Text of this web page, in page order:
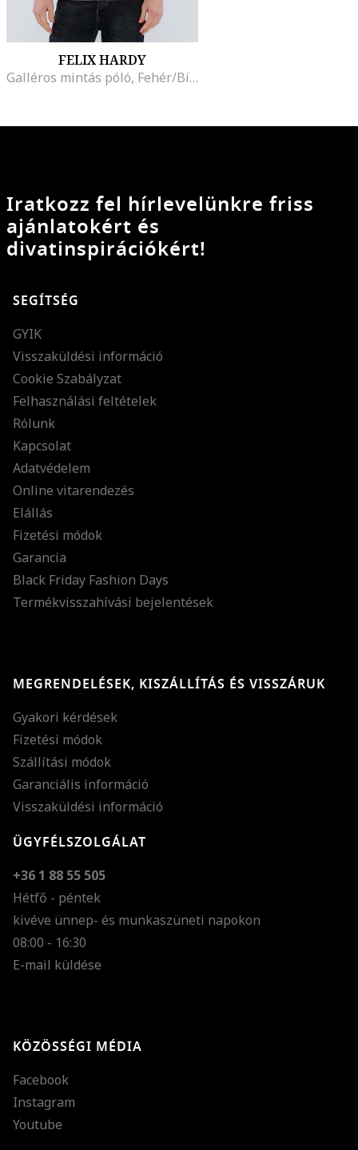
FELIX HARDY
Galléros mintás póló, Fehér/Bíborszín
Iratkozz fel hírlevelünkre friss
ajánlatokért és
divatinspirációkért!
SEGÍTSÉG
GYIK
Visszaküldési információ
Cookie Szabályzat
Felhasználási feltételek
Rólunk
Kapcsolat
Adatvédelem
Online vitarendezés
Elállás
Fizetési módok
Garancia
Black Friday Fashion Days
Termékvisszahívási bejelentések
MEGRENDELÉSEK, KISZÁLLÍTÁS ÉS VISSZÁRUK
Gyakori kérdések
Fizetési módok
Szállítási módok
Garanciális információ
Visszaküldési információ
ÜGYFÉLSZOLGÁLAT
+36 1 88 55 505
Hétfő - péntek
kivéve ünnep- és munkaszüneti napokon
08:00 - 16:30
E-mail küldése
KÖZÖSSÉGI MÉDIA
Facebook
Instagram
Youtube